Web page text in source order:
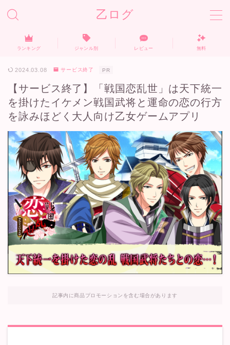
乙ログ
ホーム
ランキング
ジャンル別
レビュー
ランキング ジャンル別 レビュー 無料
2024.03.08 サービス終了 PR
【サービス終了】「戦国恋乱世」は天下統一
を掛けたイケメン戦国武将と運命の恋の行方
を詠みほどく大人向け乙女ゲームアプリ
記事内に商品プロモーションを含む場合があります